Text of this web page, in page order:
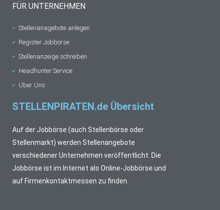
FÜR UNTERNEHMEN
Stellenanagebote anlegen
Register Jobbörse
Stellenanzeige schreiben
Headhunter Service
Über Uns
STELLENPIRATEN.de Übersicht
Auf der Jobbörse (auch Stellenbörse oder
Stellenmarkt) werden Stellenangebote
verschiedener Unternehmen veröffentlicht. Die
Jobbörse ist im Internet als Online-Jobbörse und
auf Firmenkontaktmessen zu finden.